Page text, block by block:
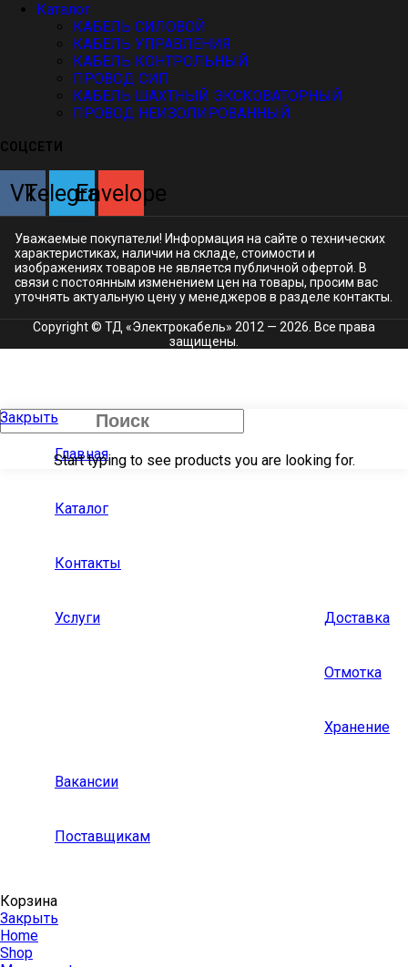
Каталог
КАБЕЛЬ СИЛОВОЙ
КАБЕЛЬ УПРАВЛЕНИЯ
КАБЕЛЬ КОНТРОЛЬНЫЙ
ПРОВОД СИП
КАБЕЛЬ ШАХТНЫЙ ЭКСКОВАТОРНЫЙ
ПРОВОД НЕИЗОЛИРОВАННЫЙ
СОЦСЕТИ
VkTelegramEnvelope
Уважаемые покупатели! Информация на сайте о технических
характеристиках, наличии на складе, стоимости и
изображениях товаров не является публичной офертой. В
связи с постоянным изменением цен на товары, просим вас
уточнять актуальную цену у менеджеров в разделе контакты.
Copyright © ТД «Электрокабель»​ 2012 — 2026. Все права
защищены.
Start typing to see products you are looking for.
Закрыть
Главная
Каталог
Контакты
Услуги Доставка
Отмотка
Хранение
Вакансии
Поставщикам
Корзина
Закрыть
Home
Shop